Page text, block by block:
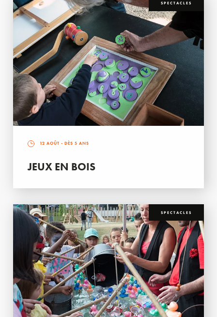
SPECTACLES
12 AOÛT - DÈS 5 ANS
JEUX EN BOIS
SPECTACLES